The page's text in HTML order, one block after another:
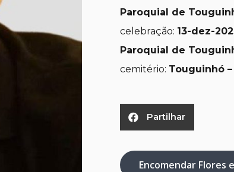
Paroquial de
celebração: 13-dez-
Paroquial de
cemitério: Touguinhó
Partilhar
Encomendar Flores